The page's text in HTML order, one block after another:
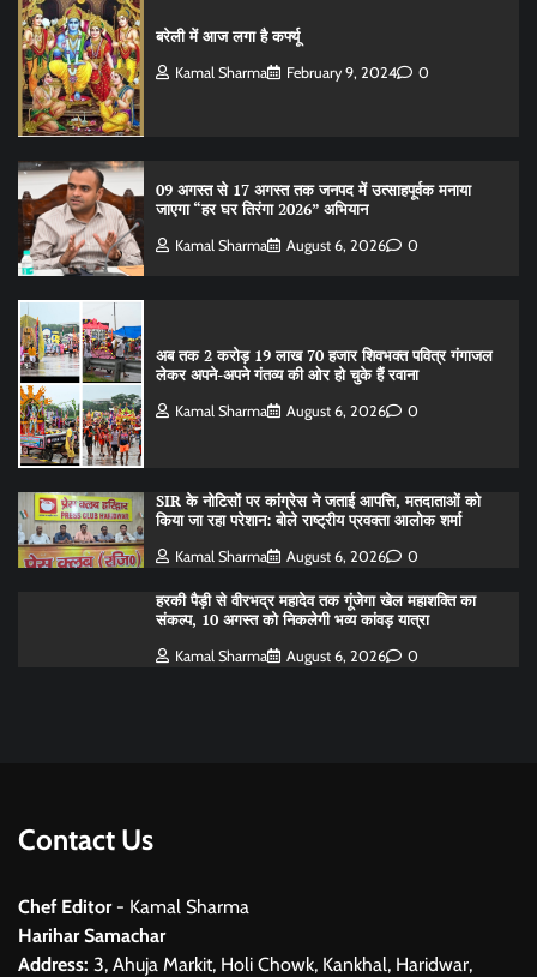
बरेली में आज लगा है कर्फ्यू
Kamal Sharma February 9, 2024 0
09 अगस्त से 17 अगस्त तक जनपद में उत्साहपूर्वक मनाया
जाएगा “हर घर तिरंगा 2026” अभियान
Kamal Sharma August 6, 2026 0
अब तक 2 करोड़ 19 लाख 70 हजार शिवभक्त पवित्र गंगाजल
लेकर अपने-अपने गंतव्य की ओर हो चुके हैं रवाना
Kamal Sharma August 6, 2026 0
SIR के नोटिसों पर कांग्रेस ने जताई आपत्ति, मतदाताओं को
किया जा रहा परेशान: बोले राष्ट्रीय प्रवक्ता आलोक शर्मा
Kamal Sharma August 6, 2026 0
हरकी पैड़ी से वीरभद्र महादेव तक गूंजेगा खेल महाशक्ति का
संकल्प, 10 अगस्त को निकलेगी भव्य कांवड़ यात्रा
Kamal Sharma August 6, 2026 0
Contact Us
Chef Editor- Kamal Sharma
Harihar Samachar
Address: 3, Ahuja Markit, Holi Chowk, Kankhal, Haridwar,